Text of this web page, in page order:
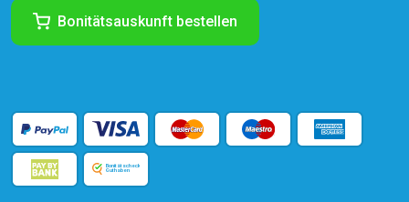
Bonitätsauskunft bestellen